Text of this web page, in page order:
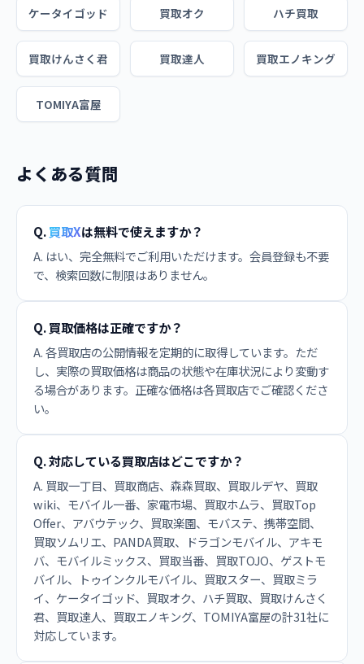
ケータイゴッド 買取オク ハチ買取
買取けんさく君 買取達人 買取エノキング
TOMIYA富屋
よくある質問
Q.買取Xは無料で使えますか？
A. はい、完全無料でご利用いただけます。会員登録も不要
で、検索回数に制限はありません。
Q. 買取価格は正確ですか？
A. 各買取店の公開情報を定期的に取得しています。ただ
し、実際の買取価格は商品の状態や在庫状況により変動す
る場合があります。正確な価格は各買取店でご確認くださ
い。
Q. 対応している買取店はどこですか？
A. 買取一丁目、買取商店、森森買取、買取ルデヤ、買取
wiki、モバイル一番、家電市場、買取ホムラ、買取Top
Offer、アバウテック、買取楽園、モバステ、携帯空間、
買取ソムリエ、PANDA買取、ドラゴンモバイル、アキモ
バ、モバイルミックス、買取当番、買取TOJO、ゲストモ
バイル、トゥインクルモバイル、買取スター、買取ミラ
イ、ケータイゴッド、買取オク、ハチ買取、買取けんさく
君、買取達人、買取エノキング、TOMIYA富屋の計31社に
対応しています。